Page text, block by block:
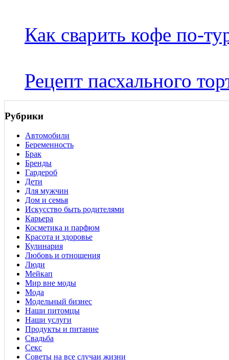
Как сварить кофе по-
Рецепт пасхального
Рубрики
Автомобили
Беременность
Брак
Бренды
Гардероб
Дети
Для мужчин
Дом и семья
Искусство быть родителями
Карьера
Косметика и парфюм
Красота и здоровье
Кулинария
Любовь и отношения
Люди
Мейкап
Мир вне моды
Мода
Модельный бизнес
Наши питомцы
Наши услуги
Продукты и питание
Свадьба
Секс
Советы на все случаи жизни